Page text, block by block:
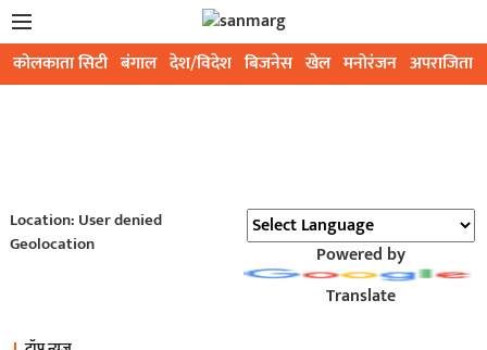
कोलकाता सिटी बंगाल देश/विदेश बिजनेस खेल मनोरंजन अपराजिता
Location: User denied
Geolocation
Powered by
Translate